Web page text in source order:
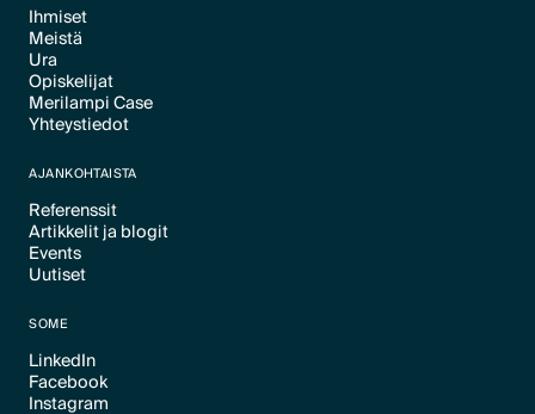
Ihmiset
Text Link
Meistä
Text Link
Ura
Text Link
Opiskelijat
Text Link
Merilampi Case
Text Link
Yhteystiedot
AJANKOHTAISTA
Referenssit
Text Link
Artikkelit ja blogit
Text Link
Events
Text Link
Uutiset
SOME
LinkedIn
Text Link
Facebook
Text Link
Instagram